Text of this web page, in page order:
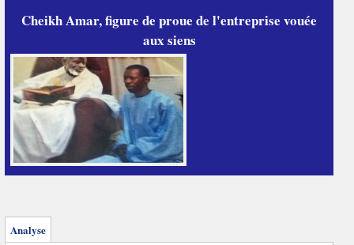
Cheikh Amar, figure de proue de l'entreprise vouée
aux siens
Analyse